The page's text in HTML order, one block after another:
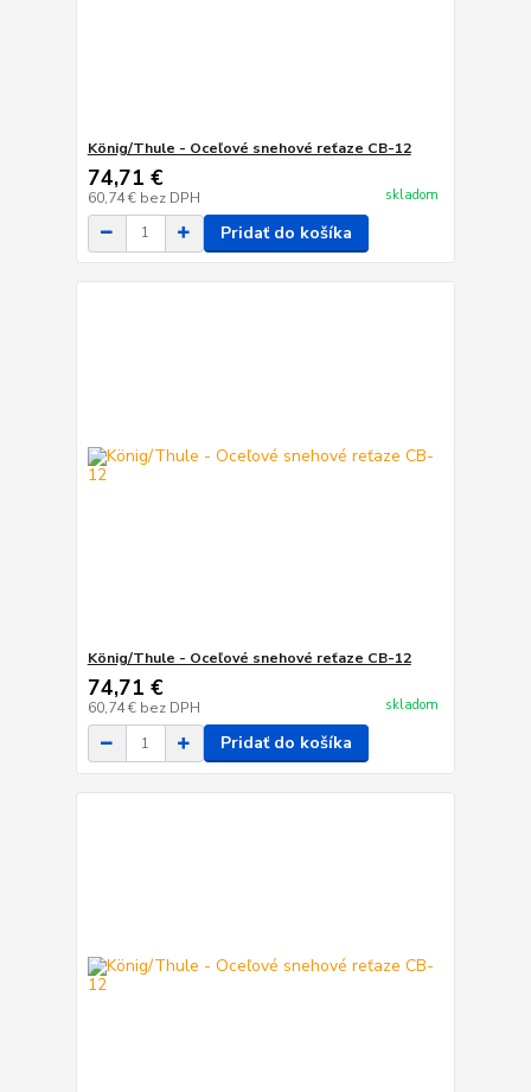
König/Thule - Oceľové snehové reťaze CB-12
74,71 €
60,74 € bez DPH skladom
Pridať do košíka
König/Thule - Oceľové snehové reťaze CB-12
74,71 €
60,74 € bez DPH skladom
Pridať do košíka